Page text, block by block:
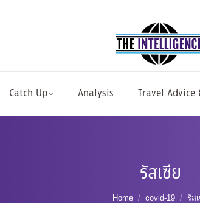
Catch Up Analysis Travel
รัสเซีย
You are here:
Home covid-19 รัส